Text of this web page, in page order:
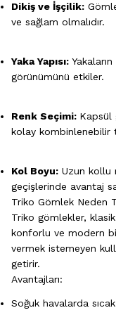
Dikiş ve İşçilik:
ve sağlam olmalıdır.
Yaka Yapısı:
görünümünü etkiler.
Renk Seçimi: Kapsül
kolay kombinlenebilir
Kol Boyu: Uzun kollu
geçişlerinde avantaj
Triko Gömlek Neden
Triko gömlekler,
konforlu ve modern
vermek istemeyen
getirir.
Avantajları:
Soğuk havalarda